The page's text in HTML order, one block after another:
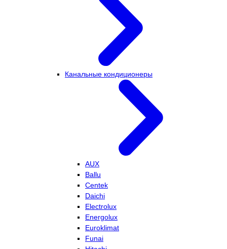
Канальные кондиционеры
AUX
Ballu
Centek
Daichi
Electrolux
Energolux
Euroklimat
Funai